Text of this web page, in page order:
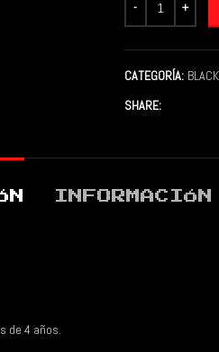
CATEGORÍA:
SHARE
de 4 años.